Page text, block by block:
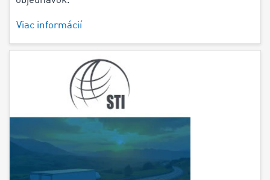
Viac informácií